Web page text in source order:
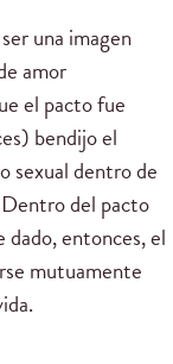
una imagen
amor
el pacto fue
bendijo el
sexual dentro de
del pacto
dado, entonces, el
mutuamente